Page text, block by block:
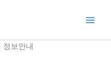
보안내